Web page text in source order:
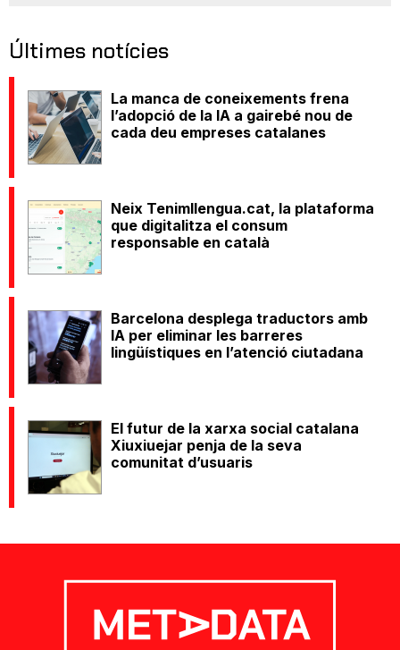
Últimes notícies
La manca de coneixements frena
l’adopció de la IA a gairebé nou de
cada deu empreses catalanes
Neix Tenimllengua.cat, la plataforma
que digitalitza el consum
responsable en català
Barcelona desplega traductors amb
IA per eliminar les barreres
lingüístiques en l’atenció ciutadana
El futur de la xarxa social catalana
Xiuxiuejar penja de la seva
comunitat d’usuaris